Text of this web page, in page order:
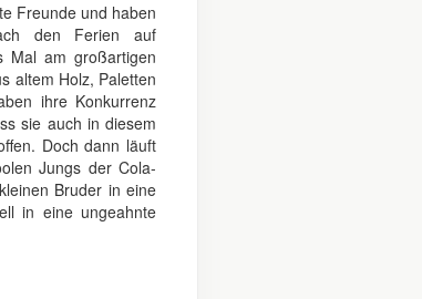
Freunde und haben
den Ferien auf
Mal am großartigen
altem Holz, Paletten
ihre Konkurrenz
sie auch in diesem
Doch dann läuft
Jungs der Cola-
Bruder in eine
in eine ungeahnte